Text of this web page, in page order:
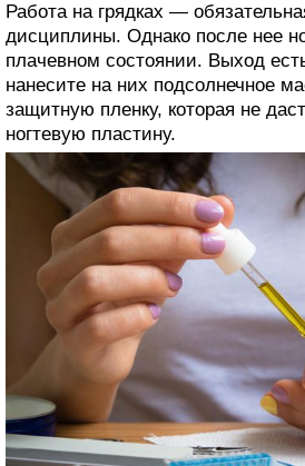
Работа на грядках —
дисциплины. Однако после нее
плачевном состоянии. Выход
нанесите на них подсолнечное
защитную пленку, которая не
ногтевую пластину.